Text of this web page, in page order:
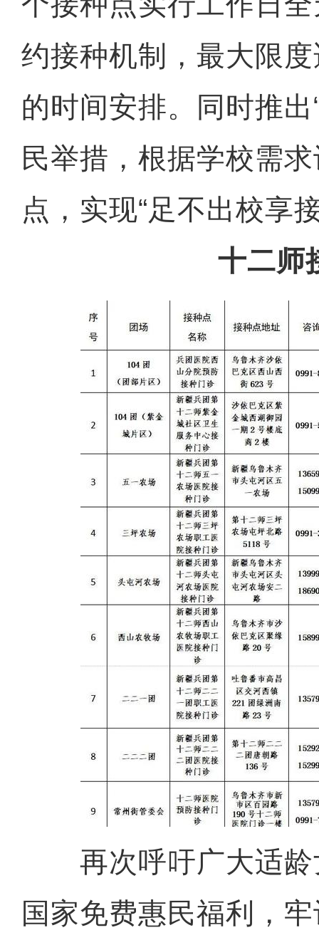
约接种机制，最大限
的时间安排。同时推出
民举措，根据学校需
点，实现“足不出校享
十二师
再次呼吁广大适龄
国家免费惠民福利，